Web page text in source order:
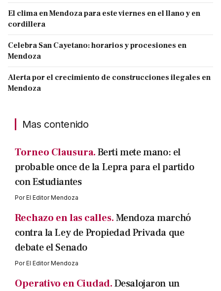
El clima en Mendoza para este viernes en el llano y en
cordillera
Celebra San Cayetano: horarios y procesiones en
Mendoza
Alerta por el crecimiento de construcciones ilegales en
Mendoza
Mas contenido
Torneo Clausura.Berti mete mano: el
probable once de la Lepra para el partido
con Estudiantes
PorEl Editor Mendoza
Rechazo en las calles.Mendoza marchó
contra la Ley de Propiedad Privada que
debate el Senado
PorEl Editor Mendoza
Operativo en Ciudad.Desalojaron un